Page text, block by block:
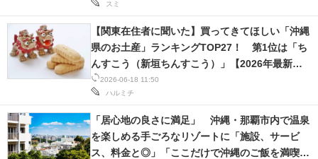
注目記事を集めた総合ページ
ITの今と未来を見通す
スマホと通信の最新トレンド
進化するPCとデバイスの未来
好きが集まる 比べて選べる
スミ
2026-06-18 11:50
ハルミチ
【関東在住者に聞いた】買ってきてほしい「沖縄
県のお土産」ランキングTOP27！ 第1位は「ち
んすこう（新垣ちんすこう）」【2026年最新調
査結果】
「居心地の良さに満足」 沖縄・那覇市内で温泉
を楽しめる手ごろなリゾートに「施設、サービ
ス、料金と◎」「ここだけで沖縄のご飯を満喫で